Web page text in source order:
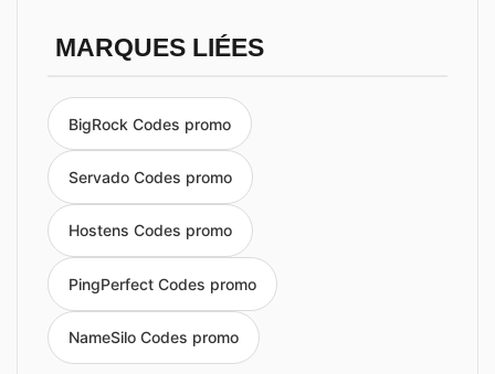
MARQUES LIÉES
BigRock Codes promo
Servado Codes promo
Hostens Codes promo
PingPerfect Codes promo
NameSilo Codes promo